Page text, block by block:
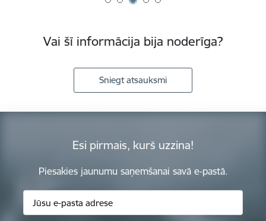
Vai šī informācija bija noderīga?
Sniegt atsauksmi
Esi pirmais, kurš uzzina!
Piesakies jaunumu saņemšanai savā e-pastā.